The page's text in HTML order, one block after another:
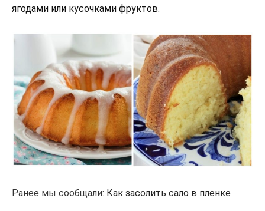
ягодами или кусочками фруктов.
Ранее мы сообщали: Как засолить сало в пленке